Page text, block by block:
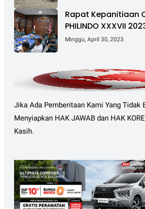
Rapat Kepanitiaan
PHILINDO XXXVII
Minggu, April 30, 2023
Jika Ada Pemberitaan Kami Yang Tidak
Menyiapkan HAK JAWAB dan HAK
Kasih.